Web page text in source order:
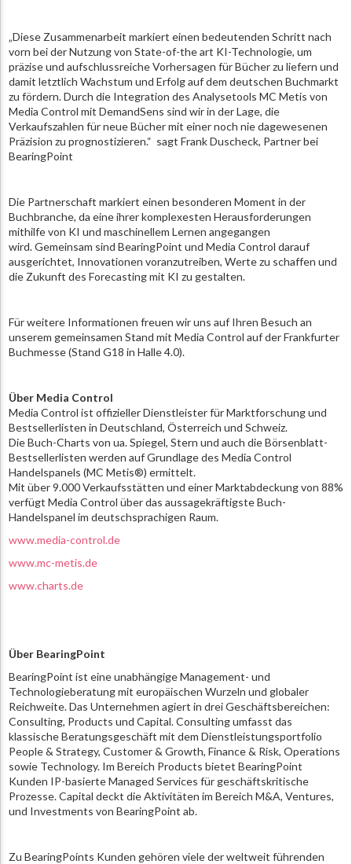
„Diese Zusammenarbeit markiert einen bedeutenden Schritt nach
vorn bei der Nutzung von State-of-the art KI-Technologie, um
präzise und aufschlussreiche Vorhersagen für Bücher zu liefern und
damit letztlich Wachstum und Erfolg auf dem deutschen Buchmarkt
zu fördern. Durch die Integration des Analysetools MC Metis von
Media Control mit DemandSens sind wir in der Lage, die
Verkaufszahlen für neue Bücher mit einer noch nie dagewesenen
Präzision zu prognostizieren.“ sagt Frank Duscheck, Partner bei
BearingPoint
Die Partnerschaft markiert einen besonderen Moment in der
Buchbranche, da eine ihrer komplexesten Herausforderungen
mithilfe von KI und maschinellem Lernen angegangen
wird. Gemeinsam sind BearingPoint und Media Control darauf
ausgerichtet, Innovationen voranzutreiben, Werte zu schaffen und
die Zukunft des Forecasting mit KI zu gestalten.
Für weitere Informationen freuen wir uns auf Ihren Besuch an
unserem gemeinsamen Stand mit Media Control auf der Frankfurter
Buchmesse (Stand G18 in Halle 4.0).
Über Media Control
Media Control ist offizieller Dienstleister für Marktforschung und
Bestsellerlisten in Deutschland, Österreich und Schweiz.
Die Buch-Charts von ua. Spiegel, Stern und auch die Börsenblatt-
Bestsellerlisten werden auf Grundlage des Media Control
Handelspanels (MC Metis®) ermittelt.
Mit über 9.000 Verkaufsstätten und einer Marktabdeckung von 88%
verfügt Media Control über das aussagekräftigste Buch-
Handelspanel im deutschsprachigen Raum.
www.media-control.de
www.mc-metis.de
www.charts.de
Über BearingPoint
BearingPoint ist eine unabhängige Management- und
Technologieberatung mit europäischen Wurzeln und globaler
Reichweite. Das Unternehmen agiert in drei Geschäftsbereichen:
Consulting, Products und Capital. Consulting umfasst das
klassische Beratungsgeschäft mit dem Dienstleistungsportfolio
People & Strategy, Customer & Growth, Finance & Risk, Operations
sowie Technology. Im Bereich Products bietet BearingPoint
Kunden IP-basierte Managed Services für geschäftskritische
Prozesse. Capital deckt die Aktivitäten im Bereich M&A, Ventures,
und Investments von BearingPoint ab.
Zu BearingPoints Kunden gehören viele der weltweit führenden